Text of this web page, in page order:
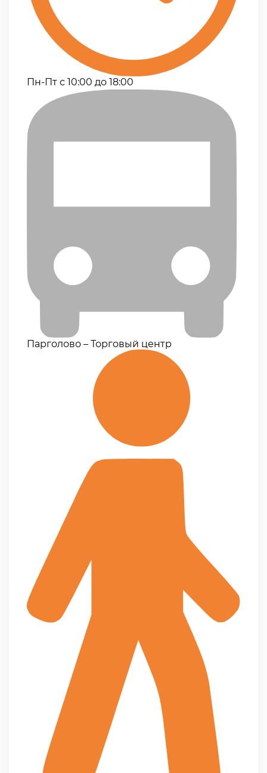
Пн-Пт с 10:00 до 18:00
Парголово – Торговый центр